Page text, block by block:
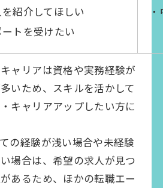
紹介してほしい
トを受けたい
ャリアは資格や実務経験が
いため、スキルを活かして
キャリアアップしたい方に
の経験が浅い場合や未経験
場合は、希望の求人が見つ
あるため、ほかの転職エー